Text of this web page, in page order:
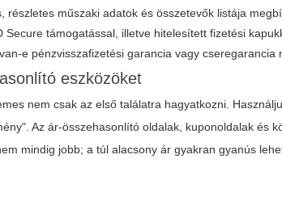
részletes műszaki adatok és összetevők listája
Secure támogatással, illetve hitelesített fizetési
e pénzvisszafizetési garancia vagy cseregarancia
eszközöket
nem csak az első találatra hagyatkozni.
Az ár-összehasonlító oldalak, kuponoldalak és
mindig jobb; a túl alacsony ár gyakran gyanús